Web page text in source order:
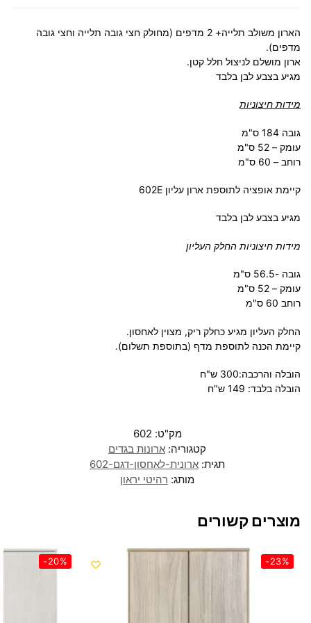
הארון משולב תלייה+ 2 מדפים (מחולק חצי גובה תלייה וחצי גובה
מדפים).
ארון מושלם לניצול חלל קטן.
מגיע בצבע לבן בלבד
מידות חיצוניות
גובה 184 ס"מ
עומק – 52 ס"מ
רוחב – 60 ס"מ
קיימת אופציה לתוספת ארון עליון 602E
מגיע בצבע לבן בלבד
מידות חיצוניות החלק העליון
גובה -56.5 ס"מ
עומק – 52 ס"מ
רוחב 60 ס"מ
החלק העליון מגיע כחלק ריק, מצוין לאחסון.
קיימת הכנה לתוספת מדף (בתוספת תשלום).
הובלה והרכבה:300 ש"ח
הובלה בלבד: 149 ש"ח
מק"ט: 602
קטגוריה: ארונות בגדים
תגית: ארונית-לאחסון-דגם-602
מותג: רהיטי יראון
מוצרים קשורים
-23%
-20%